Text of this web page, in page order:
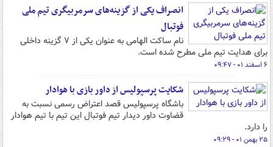
انصراف یکی از گزینه‌های سرمربیگری تیم ملی
فوتبال
نام ساکت الهامی به عنوان یکی از ۷ گزینه داخلی
برای هدایت تیم ملی مطرح شده است.
۶ اسفند ۰۱ - ۰۹:۴۷
شکایت پرسپولیس از داور بازی با هوادار
باشگاه پرسپولیس قصد اعتراض رسمی نسبت به
قضاوت داور دیدار تیم فوتبال این تیم با تیم هوادار
را دارد.
۲۵ بهمن ۰۱ - ۰۹:۲۹